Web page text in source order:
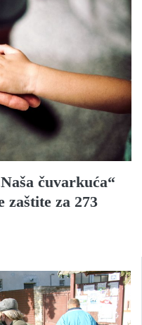
čuvarkuća“
zaštite za 273